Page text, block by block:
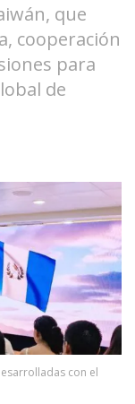
que
cooperación
para
de
con el